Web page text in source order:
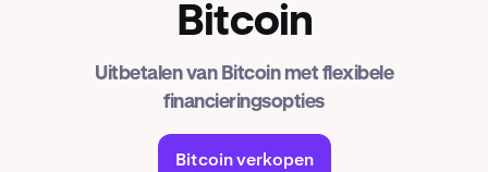
Bitcoin
Uitbetalen van Bitcoin met flexibele
financieringsopties
Bitcoin verkopen